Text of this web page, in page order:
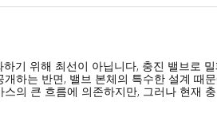
기 위해 최선이 아닙니다, 충진 밸브로
하는 반면, 밸브 본체의 특수한 설계 때
의 큰 흐름에 의존하지만, 그러나 현재